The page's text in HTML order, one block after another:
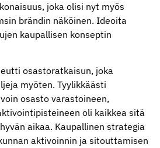
joka olisi nyt myös
brändin näköinen. Ideoita
kaupallisen konseptin
osastoratkaisun, joka
myöten. Tyylikkäästi
osasto varastoineen,
oli kaikkea sitä
aikaa. Kaupallinen strategia
aktivoinnin ja sitouttamisen